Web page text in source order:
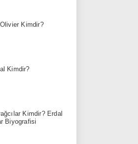
Kimdir?
Kimdir?
Kimdir? Erdal
Biyografisi